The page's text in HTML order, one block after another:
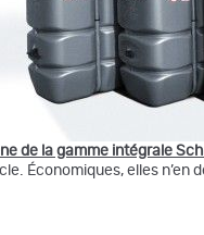
de la gamme intégrale
Économiques, elles